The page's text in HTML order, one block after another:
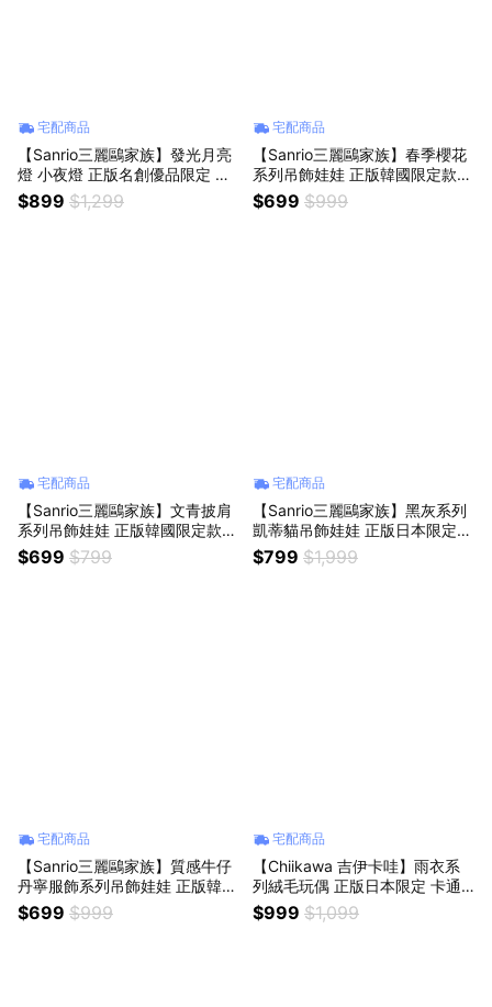
宅配商品
【Sanrio三麗鷗家族】發光月亮
燈 小夜燈 正版名創優品限定 大
耳狗 庫洛米 帕洽狗 造型擺件 兒
童節禮物 小孩禮物 入厝禮物 床
$899 $1,299
宅配商品
【Sanrio三麗鷗家族】春季櫻花
系列吊飾娃娃 正版韓國限定款
大耳狗 人魚漢頓 帕洽狗 酷洛米
凱蒂貓hello kitty 美樂蒂 布丁狗
$699 $999
宅配商品
【Sanrio三麗鷗家族】文青披肩
系列吊飾娃娃 正版韓國限定款
大耳狗 帕洽狗 庫洛米 布丁狗 凱
蒂貓 美樂蒂 背包吊飾掛飾配飾
$699 $799
宅配商品
【Sanrio三麗鷗家族】黑灰系列
凱蒂貓吊飾娃娃 正版日本限定款
hellokitty鑰匙圈吊飾 絨毛公仔
收藏 女朋友送禮朋友生日禮物
$799 $1,999
宅配商品
【Sanrio三麗鷗家族】質感牛仔
丹寧服飾系列吊飾娃娃 正版韓國
限定款 大耳狗巧克貓凱蒂貓hello
kitty布丁狗美樂蒂酷洛米人魚漢
$699 $999
宅配商品
【Chiikawa 吉伊卡哇】雨衣系
列絨毛玩偶 正版日本限定 卡通
抱枕靠枕 情侶情人節交換禮物
超軟Q抱枕 絨毛玩具 兒童娃娃
$999 $1,099